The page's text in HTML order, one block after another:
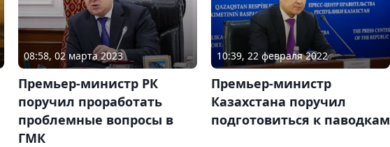
08:58, 02 марта 2023
Премьер-министр РК
поручил проработать
проблемные вопросы в
ГМК
10:39, 22 февраля 2022
Премьер-министр
Казахстана поручил
подготовиться к паводкам